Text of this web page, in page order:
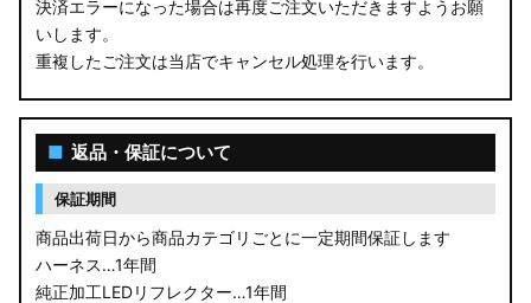
決済エラーになった場合は再度ご注文いただきますようお願
いします。
重複したご注文は当店でキャンセル処理を行います。
■ 返品・保証について
保証期間
商品出荷日から商品カテゴリごとに一定期間保証します
ハーネス…1年間
純正加工LEDリフレクター…1年間